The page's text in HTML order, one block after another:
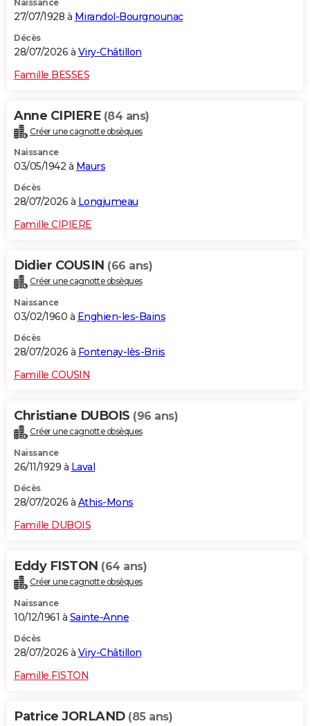
Naissance
27/07/1928 à Mirandol-Bourgnounac
Décès
28/07/2026 à Viry-Châtillon
Famille BESSES
Anne CIPIERE (84 ans)
Créer une cagnotte obsèques
Naissance
03/05/1942 à Maurs
Décès
28/07/2026 à Longjumeau
Famille CIPIERE
Didier COUSIN (66 ans)
Créer une cagnotte obsèques
Naissance
03/02/1960 à Enghien-les-Bains
Décès
28/07/2026 à Fontenay-lès-Briis
Famille COUSIN
Christiane DUBOIS (96 ans)
Créer une cagnotte obsèques
Naissance
26/11/1929 à Laval
Décès
28/07/2026 à Athis-Mons
Famille DUBOIS
Eddy FISTON (64 ans)
Créer une cagnotte obsèques
Naissance
10/12/1961 à Sainte-Anne
Décès
28/07/2026 à Viry-Châtillon
Famille FISTON
Patrice JORLAND (85 ans)